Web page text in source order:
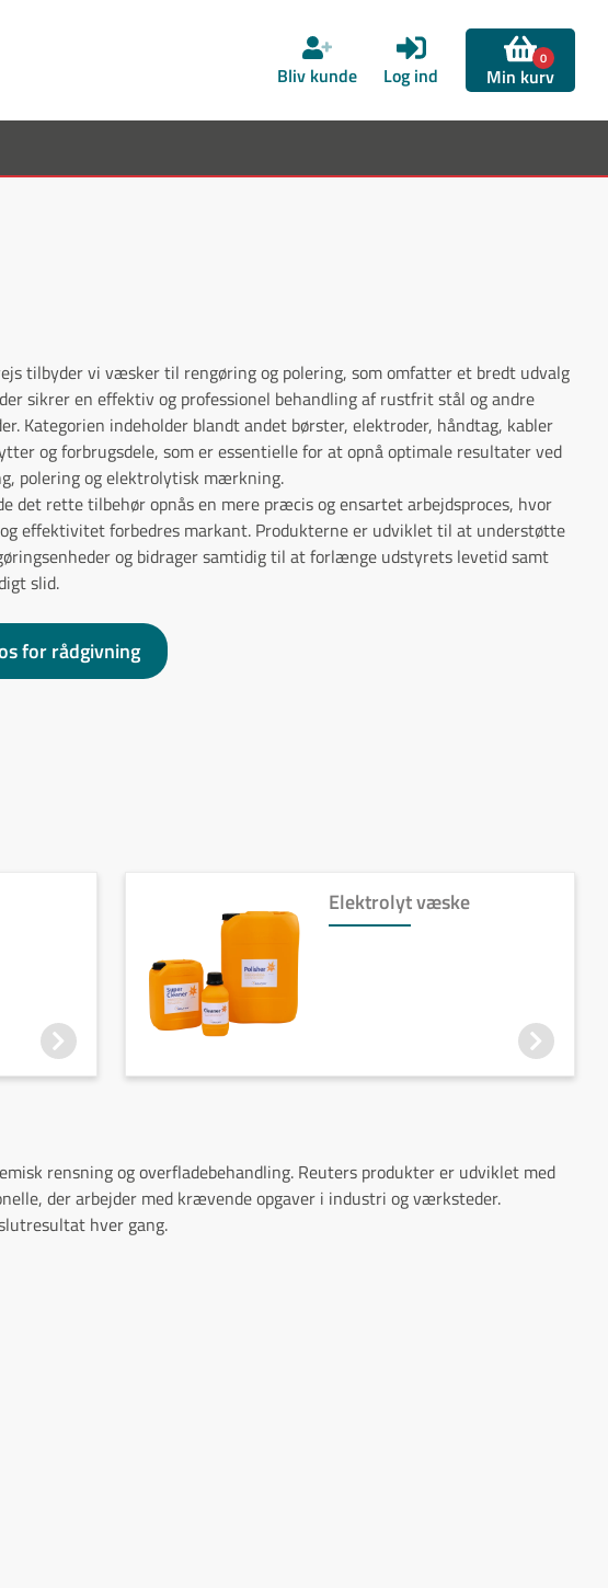
Bliv kunde Log ind
0
Min kurv
tilbyder vi væsker til rengøring og polering, som omfatter et bredt udvalg
sikrer en effektiv og professionel behandling af rustfrit stål og andre
Kategorien indeholder blandt andet børster, elektroder, håndtag, kabler
og forbrugsdele, som er essentielle for at opnå optimale resultater ved
polering og elektrolytisk mærkning.
det rette tilbehør opnås en mere præcis og ensartet arbejdsproces, hvor
effektivitet forbedres markant. Produkterne er udviklet til at understøtte
og bidrager samtidig til at forlænge udstyrets levetid samt
slid.
for rådgivning
Elektrolyt væske
rensning og overfladebehandling. Reuters produkter er udviklet med
der arbejder med krævende opgaver i industri og værksteder.
hver gang.